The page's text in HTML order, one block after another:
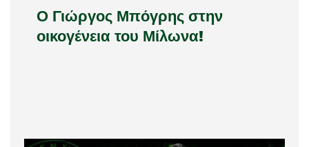
Ο Γιώργος Μπόγρης στην
οικογένεια του Μίλωνα!